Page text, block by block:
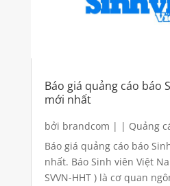
Báo giá quảng cáo báo
mới nhất
bởi brandcom | | Quảng
giấy
Báo giá quảng cáo báo
nhất. Báo Sinh viên Việt
SVVN-HHT ) là cơ quan